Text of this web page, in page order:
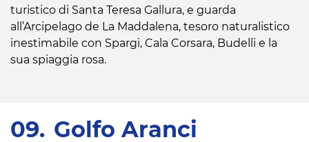
turistico di Santa Teresa Gallura, e guarda
all’Arcipelago de La Maddalena, tesoro naturalistico
inestimabile con Spargi, Cala Corsara, Budelli e la
sua spiaggia rosa.
09. Golfo Aranci